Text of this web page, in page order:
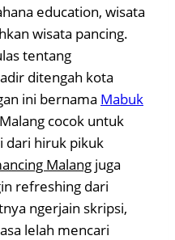
education, wisata
wisata pancing.
tentang
ditengah kota
ini bernama Mabuk
Malang cocok untuk
dari hiruk pikuk
Malang juga
refreshing dari
ngerjain skripsi,
lelah mencari